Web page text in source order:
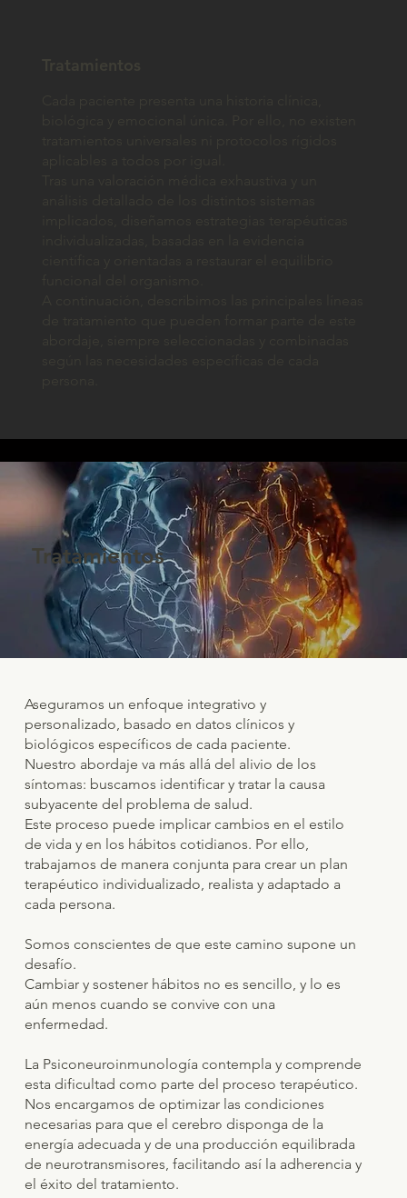
Tratamientos
Aseguramos un enfoque integrativo y
personalizado, basado en datos clínicos y
biológicos específicos de cada paciente.
Nuestro abordaje va más allá del alivio de los
síntomas: buscamos identificar y tratar la causa
subyacente del problema de salud.
Este proceso puede implicar cambios en el estilo
de vida y en los hábitos cotidianos. Por ello,
trabajamos de manera conjunta para crear un plan
terapéutico individualizado, realista y adaptado a
cada persona.
Somos conscientes de que este camino supone un
desafío.
Cambiar y sostener hábitos no es sencillo, y lo es
aún menos cuando se convive con una
enfermedad.
La Psiconeuroinmunología contempla y comprende
esta dificultad como parte del proceso terapéutico.
Nos encargamos de optimizar las condiciones
necesarias para que el cerebro disponga de la
energía adecuada y de una producción equilibrada
de neurotransmisores, facilitando así la adherencia y
el éxito del tratamiento.